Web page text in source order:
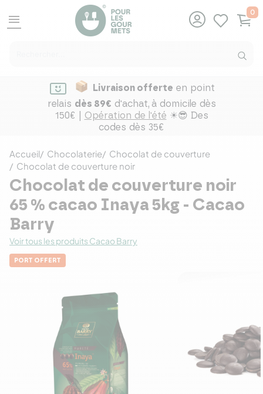
menu
0
Livraison offerte en point
relais dès 89€ d'achat, à domicile dès
150€ | Opération de l'été ☀😎 Des
codes dès 35€
Accueil Chocolaterie
Chocolat de couverture
Chocolat de couverture noir
Chocolat de couverture noir
65 % cacao Inaya 5kg - Cacao
Barry
Voir tous les produits Cacao Barry
PORT OFFERT